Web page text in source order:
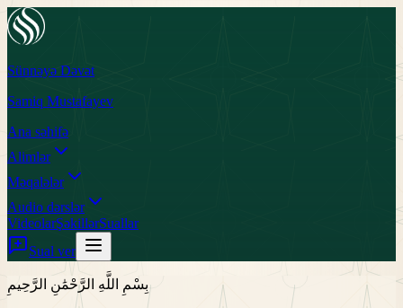
Sünnəyə Dəvət
Samiq Mustafayev
Ana səhifə
Alimlər
Məqalələr
Audio dərslər
VideolarŞəkillərSuallar
Sual ver
بِسْمِ اللَّهِ الرَّحْمَٰنِ الرَّحِيمِ